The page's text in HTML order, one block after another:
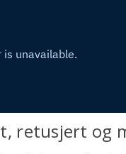
retusjert og